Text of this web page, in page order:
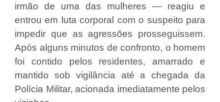
irmão de uma das mulheres — reagiu e
entrou em luta corporal com o suspeito para
impedir que as agressões prosseguissem.
Após alguns minutos de confronto, o homem
foi contido pelos residentes, amarrado e
mantido sob vigilância até a chegada da
Polícia Militar, acionada imediatamente pelos